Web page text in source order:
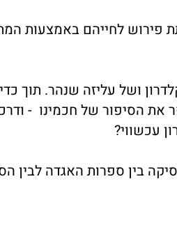
פירוש לחייהם באמצעות
ושל עליזה שנהר. תוך
את הסיפור של חכמינו -
עכשווי?
בין ספרות האגדה לבין